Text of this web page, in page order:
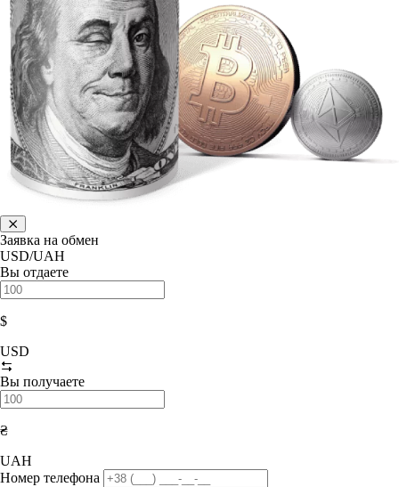
Заявка на обмен
USD/UAH
Вы отдаете
$
USD
Вы получаете
₴
UAH
Номер телефона